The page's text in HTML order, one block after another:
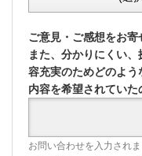
ご意見・ご感想をお寄
また、分かりにくい
容充実のためどのよう
内容を希望されていた
お問い合わせを入力され